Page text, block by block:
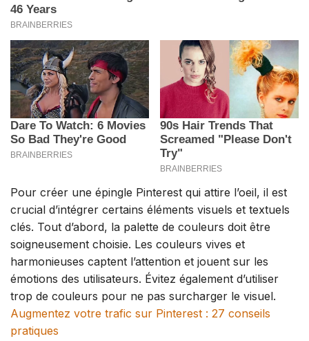
Pour créer une épingle Pinterest qui attire l’oeil, il est
crucial d’intégrer certains éléments visuels et textuels
clés. Tout d’abord, la palette de couleurs doit être
soigneusement choisie. Les couleurs vives et
harmonieuses captent l’attention et jouent sur les
émotions des utilisateurs. Évitez également d’utiliser
trop de couleurs pour ne pas surcharger le visuel.
Augmentez votre trafic sur Pinterest : 27 conseils
pratiques